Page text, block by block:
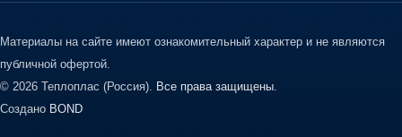
Материалы на сайте имеют ознакомительный характер и не являются
публичной офертой.
© 2026 Теплоплас (Россия). Все права защищены.
Создано BOND